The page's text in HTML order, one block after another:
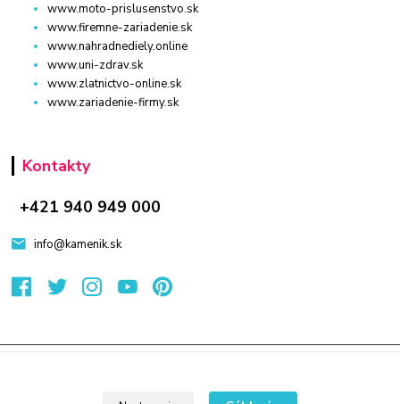
www.moto-prislusenstvo.sk
www.firemne-zariadenie.sk
www.nahradnediely.online
www.uni-zdrav.sk
www.zlatnictvo-online.sk
www.zariadenie-firmy.sk
Kontakty
+421 940 949 000
info@kamenik.sk
Eshop-rychlo.sk